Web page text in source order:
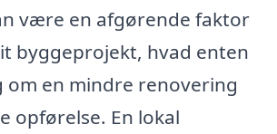
være en afgørende faktor
byggeprojekt, hvad enten
om en mindre renovering
opførelse. En lokal